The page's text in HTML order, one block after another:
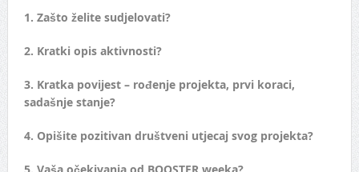
1. Zašto želite sudjelovati?
2. Kratki opis aktivnosti?
3. Kratka povijest – rođenje projekta, prvi koraci,
sadašnje stanje?
4. Opišite pozitivan društveni utjecaj svog projekta?